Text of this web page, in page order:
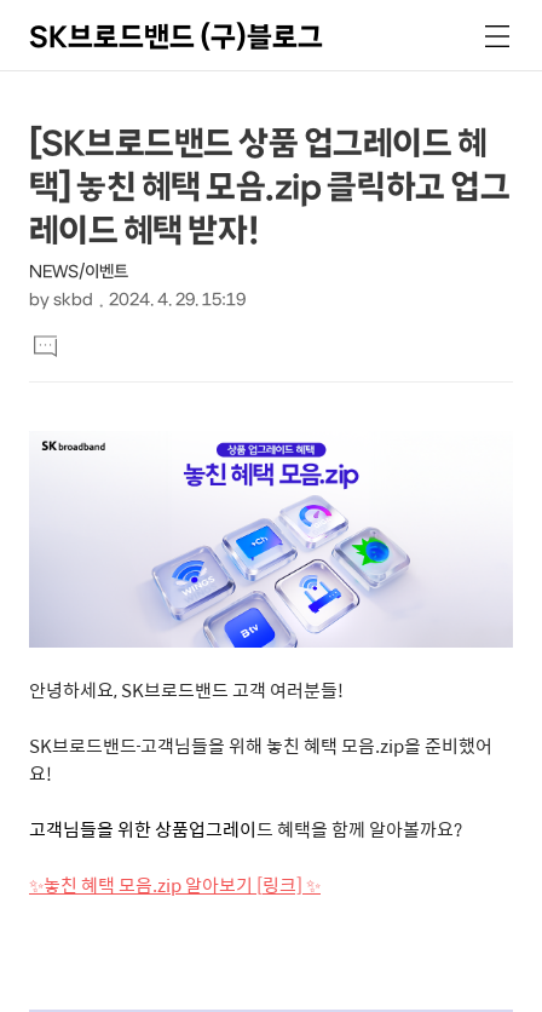
SK브로드밴드 (구)블로그
색
메
뉴
상
세
컨
텐
츠
본
문
제
목
[SK브로드밴드 상품 업그레이드 혜
택] 놓친 혜택 모음.zip 클릭하고 업그
레이드 혜택 받자!
NEWS/이벤트
by skbd 2024. 4. 29. 15:19
문
댓
글
안녕하세요, SK브로드밴드 고객 여러분들!
SK브로드밴드고객님들을 위해 놓친 혜택 모음.zip을 준비했어
요!
고객님들을 위한 상품업그레이드 혜택을 함께 알아볼까요?
✨놓친 혜택 모음.zip알아보기 [링크]✨